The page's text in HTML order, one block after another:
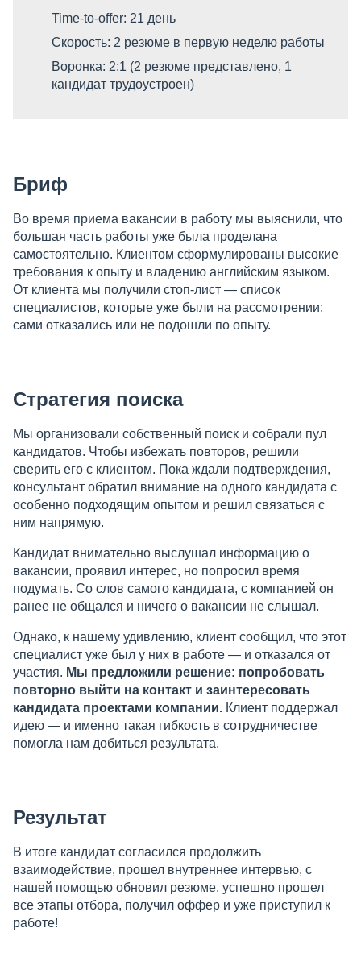
Time-to-offer: 21 день
Скорость: 2 резюме в первую неделю работы
Воронка: 2:1 (2 резюме представлено, 1
кандидат трудоустроен)
Бриф
Во время приема вакансии в работу мы выяснили, что
большая часть работы уже была проделана
самостоятельно. Клиентом сформулированы высокие
требования к опыту и владению английским языком.
От клиента мы получили стоп-лист — список
специалистов, которые уже были на рассмотрении:
сами отказались или не подошли по опыту.
Стратегия поиска
Мы организовали собственный поиск и собрали пул
кандидатов. Чтобы избежать повторов, решили
сверить его с клиентом. Пока ждали подтверждения,
консультант обратил внимание на одного кандидата с
особенно подходящим опытом и решил связаться с
ним напрямую.
Кандидат внимательно выслушал информацию о
вакансии, проявил интерес, но попросил время
подумать. Со слов самого кандидата, с компанией он
ранее не общался и ничего о вакансии не слышал.
Однако, к нашему удивлению, клиент сообщил, что этот
специалист уже был у них в работе — и отказался от
участия. Мы предложили решение: попробовать
повторно выйти на контакт и заинтересовать
кандидата проектами компании. Клиент поддержал
идею — и именно такая гибкость в сотрудничестве
помогла нам добиться результата.
Результат
В итоге кандидат согласился продолжить
взаимодействие, прошел внутреннее интервью, с
нашей помощью обновил резюме, успешно прошел
все этапы отбора, получил оффер и уже приступил к
работе!